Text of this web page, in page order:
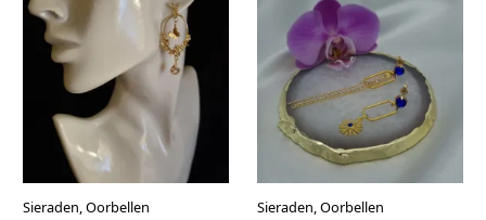
Sieraden, Oorbellen Sieraden, Oorbellen